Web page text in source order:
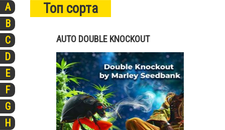
A
B
C
D
E
F
G
H
Топ сорта
AUTO DOUBLE KNOCKOUT